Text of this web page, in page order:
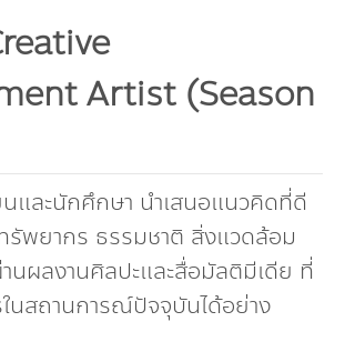
Slogan
| Statements Report
and Honors
Funds
Phanthumavanich Fund
and Health Fund
Footprint Consultants
Procurement
Biodiversity
Adaptation
Training
Study
Network, Policy and Plan
Policy and Plan
Artist (Season
นและนักศึกษา นำเสนอแนวคิดที่ดี
รัพยากร ธรรมชาติ สิ่งแวดล้อม
นผลงานศิลปะและสื่อมัลติมีเดีย ที่
นสถานการณ์ปัจจุบันได้อย่าง